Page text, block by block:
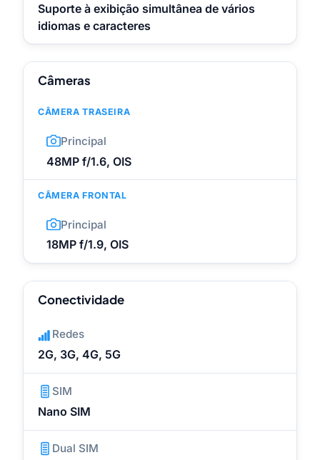
Suporte à exibição simultânea de vários
idiomas e caracteres
Câmeras
CÂMERA TRASEIRA
Principal
48MP f/1.6, OIS
CÂMERA FRONTAL
Principal
18MP f/1.9, OIS
Conectividade
Redes
2G, 3G, 4G, 5G
SIM
Nano SIM
Dual SIM